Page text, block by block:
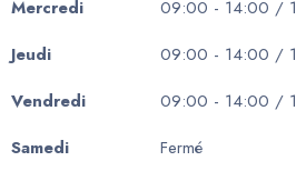
Mercredi
09:00 - 14:00 /
Jeudi
09:00 - 14:00 /
Vendredi
09:00 - 14:00 /
Samedi
Fermé